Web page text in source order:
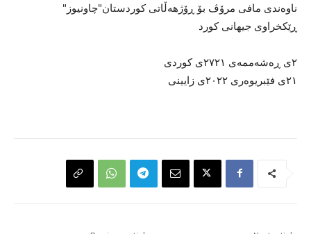
ناوەندی مافی مرۆڤ بۆ ڕۆژهەڵاتی کوردستان"چاونیوز"
ڕێکخراوی جیهانی کورد
٢ی ڕەشەممەی ٢٧٢١ی کوردی
٢١ی فێبریوەری ٢٠٢٢ی زایینی